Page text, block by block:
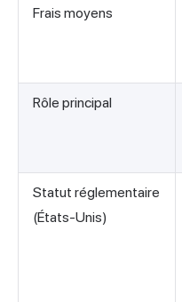
Frais moyens
Rôle principal
Statut réglementaire
(États-Unis)